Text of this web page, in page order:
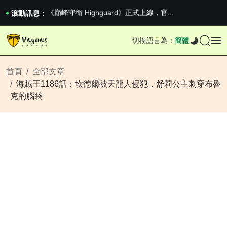
滾動訊息：
男生找物件最重要的是什麼？太真實了
2026澳網男單收官：全滿貫對上全滿亞，德約...
《巔峰守衛 Highguard》正式上線，官...
《巔峰守衛 Highguard》正式上線，官...
切換語言為： 簡體
首頁
全部文章
海賊王1186話：坎德爾被天龍人侵犯，舒莉公主刺穿布魯
克的腦袋